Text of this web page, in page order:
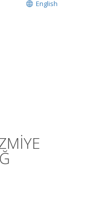
English